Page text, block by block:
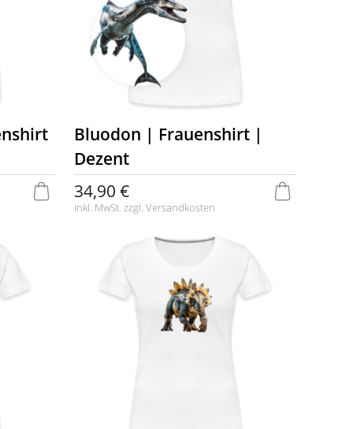
Bluodon | Frauenshirt |
Dezent
34,90 €
inkl. MwSt. zzgl. Versandkosten